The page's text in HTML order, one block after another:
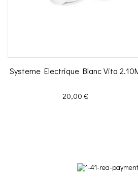
Systeme Electrique Blanc Vita
Prix
20,00 €